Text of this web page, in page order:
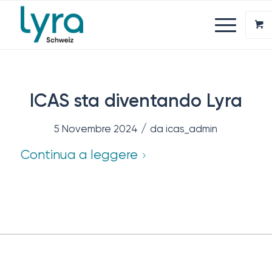
ICAS sta diventando Lyra
5 Novembre 2024 / daicas_admin
Continua a leggere